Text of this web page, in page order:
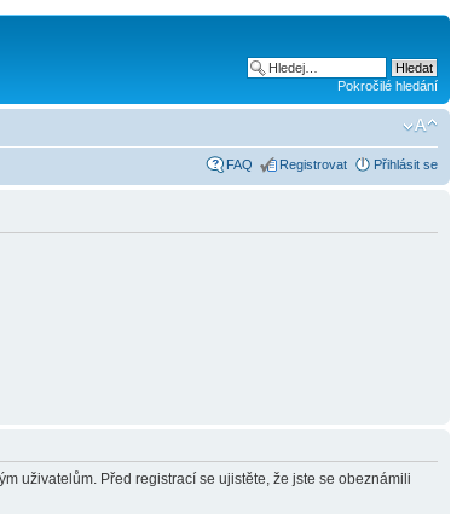
Pokročilé hledání
FAQ Registrovat Přihlásit se
uživatelům. Před registrací se ujistěte, že jste se obeznámili